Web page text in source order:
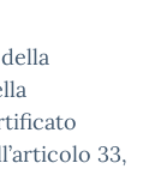
33,